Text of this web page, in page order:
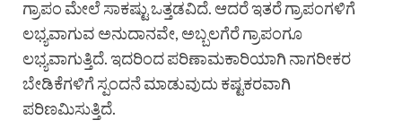
ಗ್ರಾಪಂ ಮೇಲೆ ಸಾಕಷ್ಟು ಒತ್ತಡವಿದೆ. ಆದರೆ ಇತರೆ ಗ್ರಾಪಂಗಳಿಗೆ
ಲಭ್ಯವಾಗುವ ಅನುದಾನವೇ, ಅಬ್ಬಲಗೆರೆ ಗ್ರಾಪಂಗೂ
ಲಭ್ಯವಾಗುತ್ತಿದೆ. ಇದರಿಂದ ಪರಿಣಾಮಕಾರಿಯಾಗಿ ನಾಗರೀಕರ
ಬೇಡಿಕೆಗಳಿಗೆ ಸ್ಪಂದನೆ ಮಾಡುವುದು ಕಷ್ಟಕರವಾಗಿ
ಪರಿಣಮಿಸುತ್ತಿದೆ.